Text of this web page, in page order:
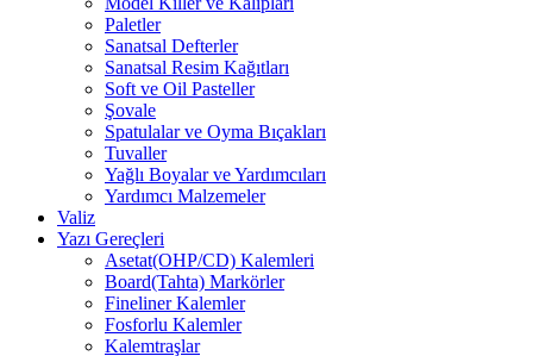
Paletler
Sanatsal Defterler
Sanatsal Resim Kağıtları
Soft ve Oil Pasteller
Şovale
Spatulalar ve Oyma Bıçakları
Tuvaller
Yağlı Boyalar ve Yardımcıları
Yardımcı Malzemeler
Valiz
Yazı Gereçleri
Asetat(OHP/CD) Kalemleri
Board(Tahta) Markörler
Fineliner Kalemler
Fosforlu Kalemler
Kalemtraşlar